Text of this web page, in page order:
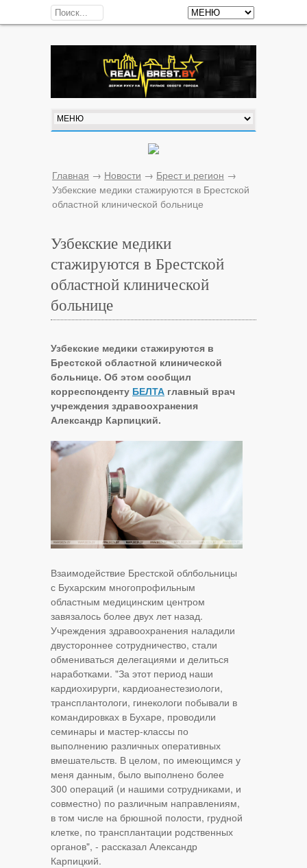
Главная → Новости → Брест и регион →
Узбекские медики стажируются в Брестской
областной клинической больнице
Узбекские медики
стажируются в Брестской
областной клинической
больнице
Узбекские медики стажируются в
Брестской областной клинической
больнице. Об этом сообщил
корреспонденту БЕЛТА главный врач
учреждения здравоохранения
Александр Карпицкий.
Взаимодействие Брестской облбольницы
с Бухарским многопрофильным
областным медицинским центром
завязалось более двух лет назад.
Учреждения здравоохранения наладили
двустороннее сотрудничество, стали
обмениваться делегациями и делиться
наработками. "За этот период наши
кардиохирурги, кардиоанестезиологи,
трансплантологи, гинекологи побывали в
командировках в Бухаре, проводили
семинары и мастер-классы по
выполнению различных оперативных
вмешательств. В целом, по имеющимся у
меня данным, было выполнено более
300 операций (и нашими сотрудниками, и
совместно) по различным направлениям,
в том числе на брюшной полости, грудной
клетке, по трансплантации родственных
органов", - рассказал Александр
Карпицкий.